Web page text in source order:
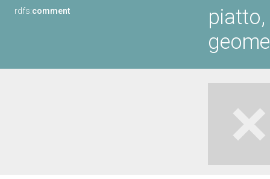
rdfs:comment